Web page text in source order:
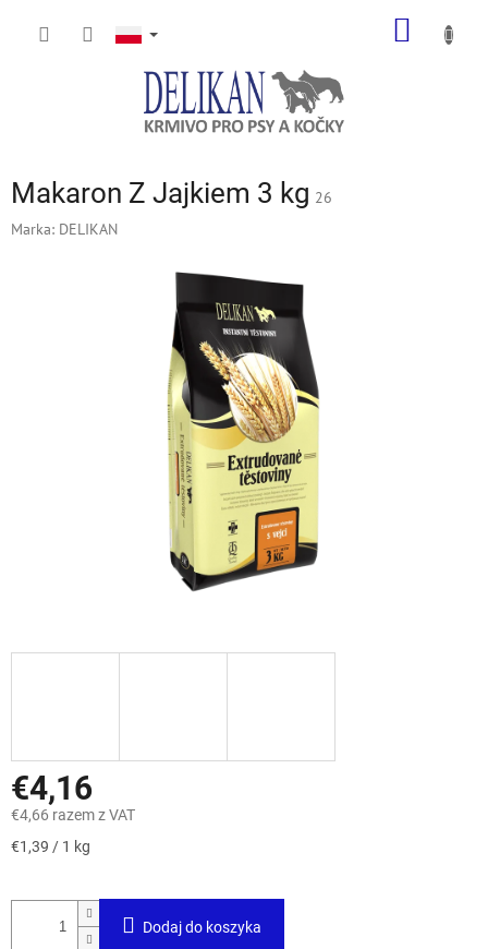
Makaron Z Jajkiem 3 kg 26
Marka: DELIKAN
€4,16
€4,66 razem z VAT
Cena
€1,39 / 1 kg
Dodaj do koszyka